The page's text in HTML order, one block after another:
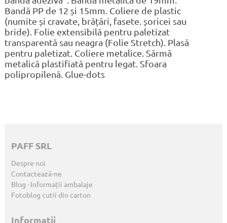
Bandă PP de 12 și 15mm. Coliere de plastic
(numite și cravate, brățări, fasete. șoricei sau
bride). Folie extensibilă pentru paletizat
transparentă sau neagra (Folie Stretch). Plasă
pentru paletizat. Coliere metalice. Sărmă
metalică plastifiată pentru legat. Sfoara
polipropilenă. Glue-dots
PAFF SRL
Despre noi
Contactează-ne
Blog · Informații ambalaje
Fotoblog cutii din carton
Informații